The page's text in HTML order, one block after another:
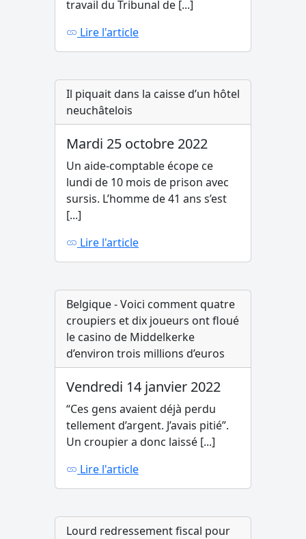
travail du Tribunal de [...]
Lire l'article
Il piquait dans la caisse d’un hôtel
neuchâtelois
Mardi 25 octobre 2022
Un aide-comptable écope ce
lundi de 10 mois de prison avec
sursis. L’homme de 41 ans s’est
[...]
Lire l'article
Belgique - Voici comment quatre
croupiers et dix joueurs ont floué
le casino de Middelkerke
d’environ trois millions d’euros
Vendredi 14 janvier 2022
“Ces gens avaient déjà perdu
tellement d’argent. J’avais pitié”.
Un croupier a donc laissé [...]
Lire l'article
Lourd redressement fiscal pour